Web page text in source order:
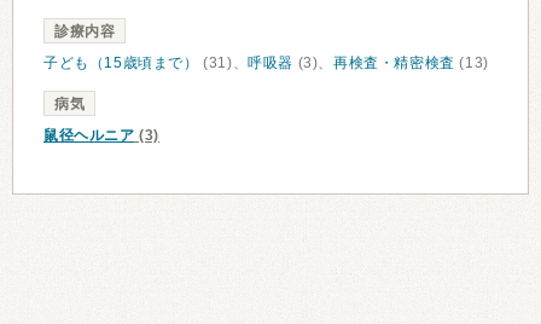
診療内容
子ども（15歳頃まで）
(31)、呼吸器 (3)、再検査・精密検査 (13)
病気
鼠径ヘルニア (3)